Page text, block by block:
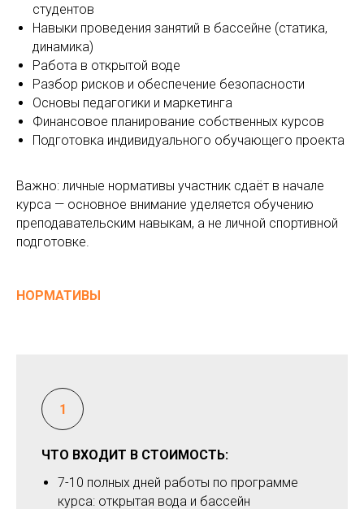
студентов
Навыки проведения занятий в бассейне (статика,
динамика)
Работа в открытой воде
Разбор рисков и обеспечение безопасности
Основы педагогики и маркетинга
Финансовое планирование собственных курсов
Подготовка индивидуального обучающего проекта
Важно: личные нормативы участник сдаёт в начале
курса — основное внимание уделяется обучению
преподавательским навыкам, а не личной спортивной
подготовке.
НОРМАТИВЫ
ЧТО ВХОДИТ В СТОИМОСТЬ:
7-10 полных дней работы по программе
курса: открытая вода и бассейн